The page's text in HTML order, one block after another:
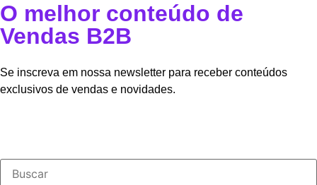
O melhor conteúdo de
Vendas B2B
Se inscreva em nossa newsletter para receber conteúdos
exclusivos de vendas e novidades.